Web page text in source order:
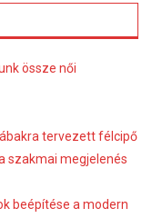
össze női
tervezett félcipő
szakmai megjelenés
beépítése a modern